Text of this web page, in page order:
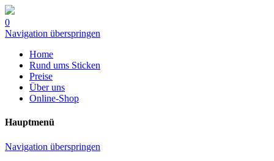
0
Navigation überspringen
Home
Rund ums Sticken
Preise
Über uns
Online-Shop
Hauptmenü
Navigation überspringen